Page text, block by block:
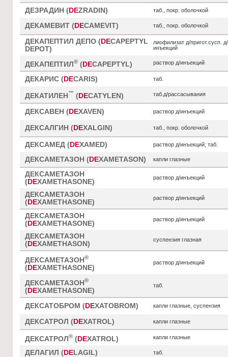
ДЕЗРАДИН ( DEZRADIN) таб., покр. оболочкой
ДЕКАМЕВИТ ( DECAMEVIT) таб., покр. оболочкой
ДЕКАПЕПТИЛ ДЕПО ( DECAPEPTYL
DEPOT)
лиофилизат д/пригот.сусп. д/
инъекций
ДЕКАПЕПТИЛ® (DECAPEPTYL) раствор д/инъекций
ДЕКАРИС ( DECARIS) таб.
ДЕКАТИЛЕН™ (DECATYLEN) таб.д/рассасывания
ДЕКСАВЕН ( DEXAVEN) раствор д/инъекций
ДЕКСАЛГИН ( DEXALGIN) таб., покр. оболочкой
ДЕКСАМЕД ( DEXAMED) раствор д/инъекций; таб.
ДЕКСАМЕТАЗОН ( DEXAMETASON) капли глазные
ДЕКСАМЕТАЗОН
( DEXAMETHASONE)
раствор д/инъекций
ДЕКСАМЕТАЗОН
( DEXAMETHASONE)
раствор д/инъекций
ДЕКСАМЕТАЗОН
( DEXAMETHASONE)
раствор д/инъекций
ДЕКСАМЕТАЗОН
( DEXAMETHASON)
суспензия глазная
ДЕКСАМЕТАЗОН®
(DEXAMETHASONE)
раствор д/инъекций
ДЕКСАМЕТАЗОН®
(DEXAMETHASONE)
таб.
ДЕКСАТОБРОМ ( DEXATOBROM) капли глазные, суспензия
ДЕКСАТРОЛ ( DEXATROL) капли глазные
ДЕКСАТРОЛ® (DEXATROL) капли глазные
ДЕЛАГИЛ ( DE LAGIL) таб.